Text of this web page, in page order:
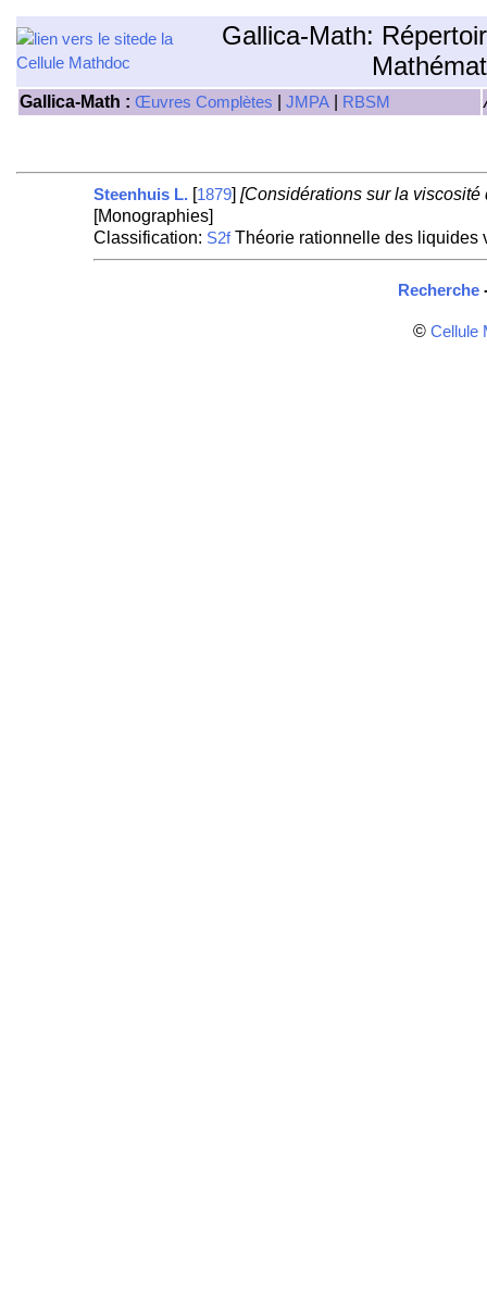
Gallica-Math:
Gallica-Math : Œuvres Complètes JMPA RBSM
Steenhuis L. [1879][Considérations sur la
[Monographies]
Classification: S2fThéorie rationnelle des liquides
Recherche
© Cellule